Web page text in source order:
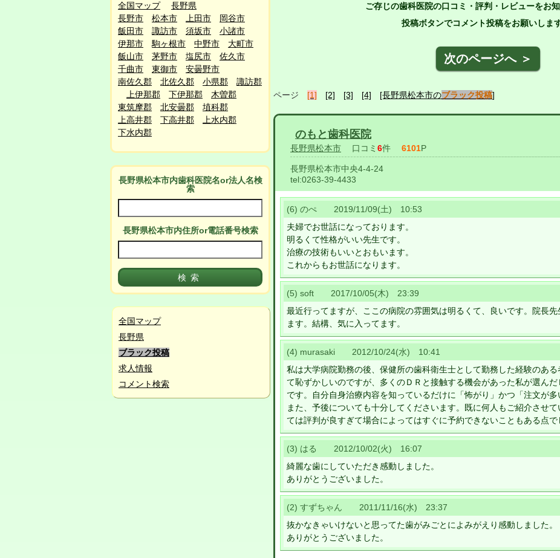
全国マップ
長野県
長野市
松本市 上田市
岡谷市
飯田市
諏訪市 須坂市
小諸市
伊那市
駒ヶ根市 中野市
大町市
飯山市
茅野市 塩尻市
佐久市
千曲市
東御市
安曇野市
南佐久郡
北佐久郡 小県郡
諏訪郡
上伊那郡
下伊那郡
木曽郡
東筑摩郡
北安曇郡
埴科郡
上高井郡
下高井郡
上水内郡
下水内郡
長野県松本市内歯科医院名or法人名検
索
長野県松本市内住所or電話番号検索
全国マップ
長野県
ブラック投稿
求人情報
コメント検索
ご存じの歯科医院の口コミ・評判・レビューをお知
投稿ボタンでコメント投稿をお願いしま
次のページへ ＞
ページ [1] [2] [3] [4] [長野県松本市のブラック投稿]
のもと歯科医院
長野県松本市 口コミ 6件 6101P
長野県松本市中央4-4-24
tel:0263-39-4433
(6) のぺ 2019/11/09(土) 10:53
夫婦でお世話になっております。
明るくて性格がいい先生です。
治療の技術もいいとおもいます。
これからもお世話になります。
(5) soft 2017/10/05(木) 23:39
最近行ってますが、ここの病院の雰囲気は明るくて、良いです。院長
ます。結構、気に入ってます。
(4) murasaki 2012/10/24(水) 10:41
私は大学病院勤務の後、保健所の歯科衛生士として勤務した経験のあ
て恥ずかしいのですが、多くのＤＲと接触する機会があった私が選ん
です。自分自身治療内容を知っているだけに「怖がり」かつ「注文が多
また、予後についても十分してくださいます。既に何人もご紹介させ
ては評判が良すぎて場合によってはすぐに予約できないこともある点で
(3) はる 2012/10/02(火) 16:07
綺麗な歯にしていただき感動しました。
ありがとうございました。
(2) すずちゃん 2011/11/16(水) 23:37
抜かなきゃいけないと思ってた歯がみごとによみがえり感動しました。
ありがとうございました。